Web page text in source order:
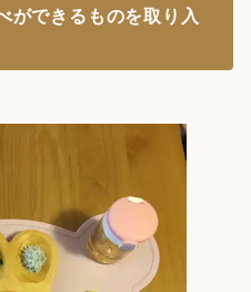
できるものを取り入